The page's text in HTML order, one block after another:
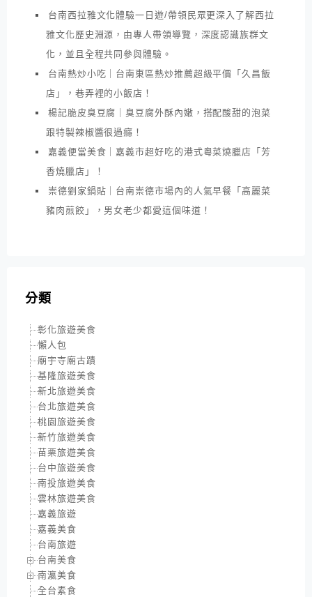
台南西拉雅文化體驗一日遊/帶領民眾更深入了解西拉
雅文化歷史淵源，由專人帶領導覽，深度認識族群文
化，並且全程共同參與體驗。
台南熱炒小吃｜台南東區熱炒推薦超級平價「久昌飯
店」，巷弄裡的小飯店！
楊記脆皮臭豆腐｜臭豆腐外酥內嫩，搭配酸甜的泡菜
跟特製辣椒醬很過癮！
嘉義便當美食｜嘉義市超好吃的港式粵菜燒臘店「芳
香燒臘店」！
崇德劉家鍋貼｜台南崇德市場內的人氣早餐「高麗菜
豬肉煎餃」，男女老少都愛這個味道！
分類
彰化旅遊美食
懶人包
廟宇寺廟古蹟
基隆旅遊美食
新北旅遊美食
台北旅遊美食
桃園旅遊美食
新竹旅遊美食
苗栗旅遊美食
台中旅遊美食
南投旅遊美食
雲林旅遊美食
嘉義旅遊
嘉義美食
台南旅遊
台南美食
南瀛美食
全台素食